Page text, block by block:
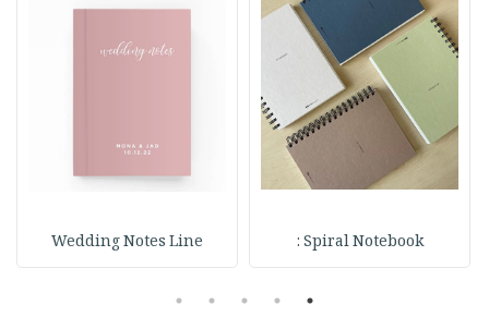
Spiral Notebook :
Wedding Notes Line
1
2
3
4
5